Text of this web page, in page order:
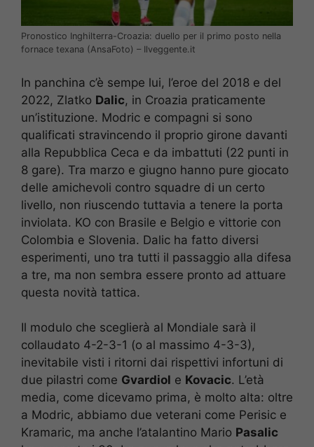
Pronostico Inghilterra-Croazia: duello per il primo posto nella
fornace texana (AnsaFoto) – Ilveggente.it
In panchina c’è sempe lui, l’eroe del 2018 e del
2022, Zlatko Dalic, in Croazia praticamente
un’istituzione. Modric e compagni si sono
qualificati stravincendo il proprio girone davanti
alla Repubblica Ceca e da imbattuti (22 punti in
8 gare). Tra marzo e giugno hanno pure giocato
delle amichevoli contro squadre di un certo
livello, non riuscendo tuttavia a tenere la porta
inviolata. KO con Brasile e Belgio e vittorie con
Colombia e Slovenia. Dalic ha fatto diversi
esperimenti, uno tra tutti il passaggio alla difesa
a tre, ma non sembra essere pronto ad attuare
questa novità tattica.
Il modulo che sceglierà al Mondiale sarà il
collaudato 4-2-3-1 (o al massimo 4-3-3),
inevitabile visti i ritorni dai rispettivi infortuni di
due pilastri come Gvardiol e Kovacic. L’età
media, come dicevamo prima, è molto alta: oltre
a Modric, abbiamo due veterani come Perisic e
Kramaric, ma anche l’atalantino Mario Pasalic